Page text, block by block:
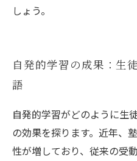
しょう。
自発的学習の成果：生
語
自発的学習がどのように生
の効果を探ります。近年、
性が増しており、従来の受